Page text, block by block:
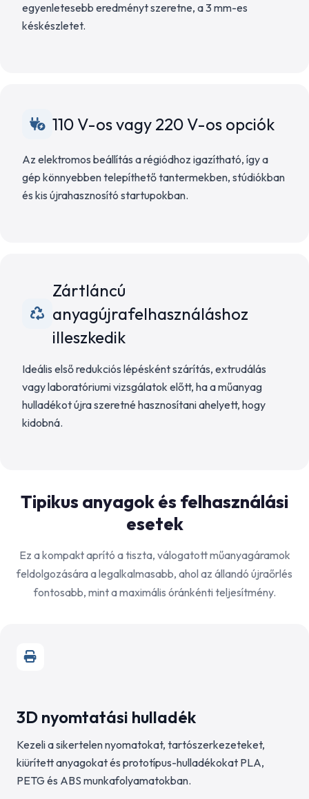
egyenletesebb eredményt szeretne, a 3 mm-es
késkészletet.
110 V-os vagy 220 V-os opciók
Az elektromos beállítás a régiódhoz igazítható, így a
gép könnyebben telepíthető tantermekben, stúdiókban
és kis újrahasznosító startupokban.
Zártláncú
anyagújrafelhasználáshoz
illeszkedik
Ideális első redukciós lépésként szárítás, extrudálás
vagy laboratóriumi vizsgálatok előtt, ha a műanyag
hulladékot újra szeretné hasznosítani ahelyett, hogy
kidobná.
Tipikus anyagok és felhasználási
esetek
Ez a kompakt aprító a tiszta, válogatott műanyagáramok
feldolgozására a legalkalmasabb, ahol az állandó újraőrlés
fontosabb, mint a maximális óránkénti teljesítmény.
3D nyomtatási hulladék
Kezeli a sikertelen nyomatokat, tartószerkezeteket,
kiürített anyagokat és prototípus-hulladékokat PLA,
PETG és ABS munkafolyamatokban.